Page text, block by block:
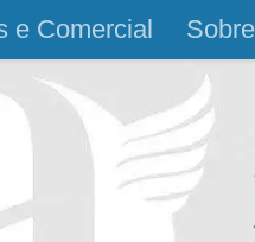
e Comercial Sobre